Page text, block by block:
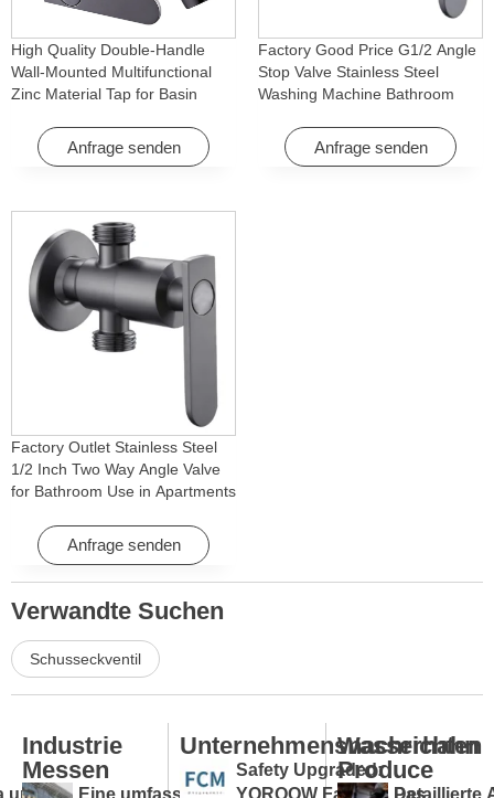
High Quality Double-Handle
Wall-Mounted Multifunctional
Zinc Material Tap for Basin
Homes
Anfrage senden
Factory Good Price G1/2 Angle
Stop Valve Stainless Steel
Washing Machine Bathroom
Apartments & Hotels
Anfrage senden
Factory Outlet Stainless Steel
1/2 Inch Two Way Angle Valve
for Bathroom Use in Apartments
Anfrage senden
Verwandte Suchen
Schusseckventil
unter
Industrie
Messen
Eine umfassende
Unternehmensnachrichten
Safety Upgraded:
YOROOW Faucets Pass
Wasserhahn
Produce
Detaillierte